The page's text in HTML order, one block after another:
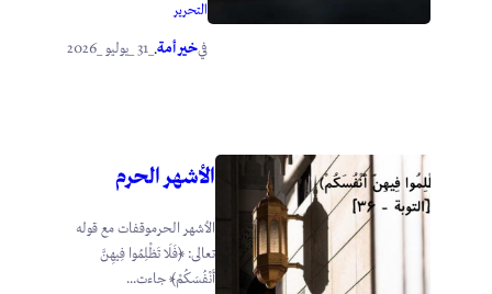
التحرير
فيخير أمة.
الأشهر الحرم
الأشهر الحرموقفات مع قوله
تعالى: ﴿فَلَا تَظْلِمُوا فِيهِنَّ
أَنْفُسَكُمْ﴾ جاءت...